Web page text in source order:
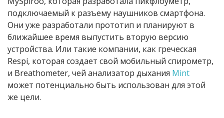
подключаемый к разъему наушников смартфона.
Они уже разработали прототип и планируют в
ближайшее время выпустить вторую версию
устройства. Или такие компании, как греческая
Respi, которая создает свой мобильный спирометр,
и Breathometer, чей анализатор дыхания Mint
может потенциально быть использован для этой
же цели.